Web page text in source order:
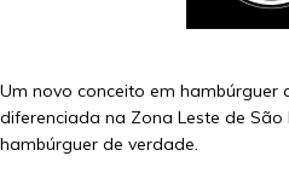
Um novo conceito em hambúrguer
diferenciada na Zona Leste de
hambúrguer de verdade.